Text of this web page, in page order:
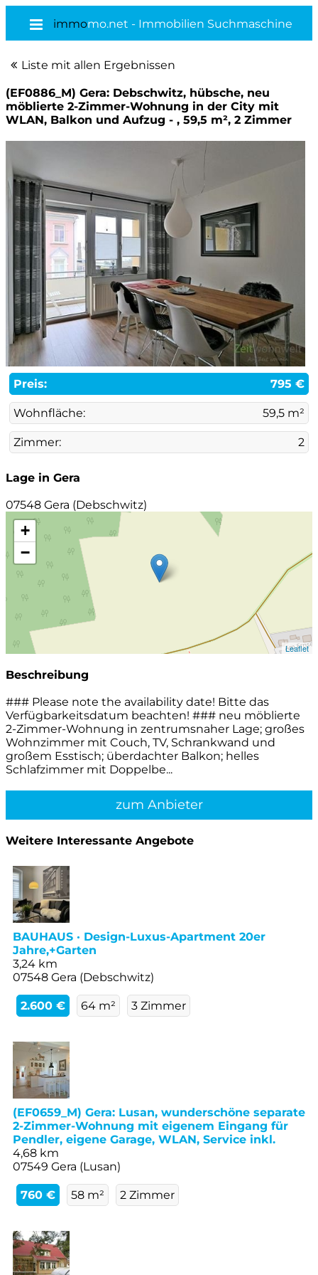
immomo.net - Immobilien Suchmaschine
Liste mit allen Ergebnissen
(EF0886_M) Gera: Debschwitz, hübsche, neu
möblierte 2-Zimmer-Wohnung in der City mit
WLAN, Balkon und Aufzug - , 59,5 m², 2 Zimmer
Preis: 795 €
Wohnfläche: 59,5 m²
Zimmer: 2
Lage in Gera
07548 Gera (Debschwitz)
+
−
Leaflet
Beschreibung
### Please note the availability date! Bitte das
Verfügbarkeitsdatum beachten! ### neu möblierte
2-Zimmer-Wohnung in zentrumsnaher Lage; großes
Wohnzimmer mit Couch, TV, Schrankwand und
großem Esstisch; überdachter Balkon; helles
Schlafzimmer mit Doppelbe...
zum Anbieter
Weitere Interessante Angebote
BAUHAUS · Design-Luxus-Apartment 20er
Jahre,+Garten
3,24 km
07548 Gera (Debschwitz)
2.600 € 64 m² 3 Zimmer
(EF0659_M) Gera: Lusan, wunderschöne separate
2-Zimmer-Wohnung mit eigenem Eingang für
Pendler, eigene Garage, WLAN, Service inkl.
4,68 km
07549 Gera (Lusan)
760 € 58 m² 2 Zimmer